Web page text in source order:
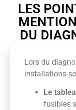
LES
DU
Lors du
installations
Le
fusibles